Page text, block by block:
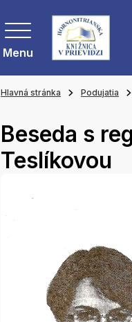
Menu
Hlavná stránka Podujatia
Beseda s
Teslíkovou